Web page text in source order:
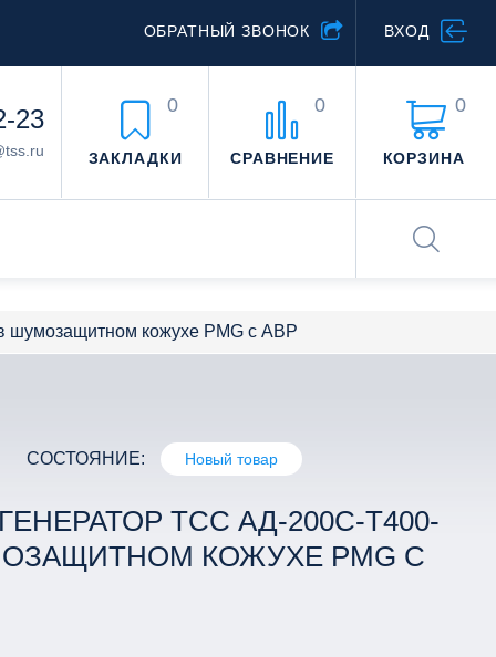
ВХОД
ОБРАТНЫЙ ЗВОНОК
КОРЗИНА
0
ЗАКЛАДКИ
0
СРАВНЕНИЕ
0
23
кожухе PMG с АВР
СОСТОЯНИЕ: Новый товар
ТСС АД-200С-Т400-
КОЖУХЕ PMG С